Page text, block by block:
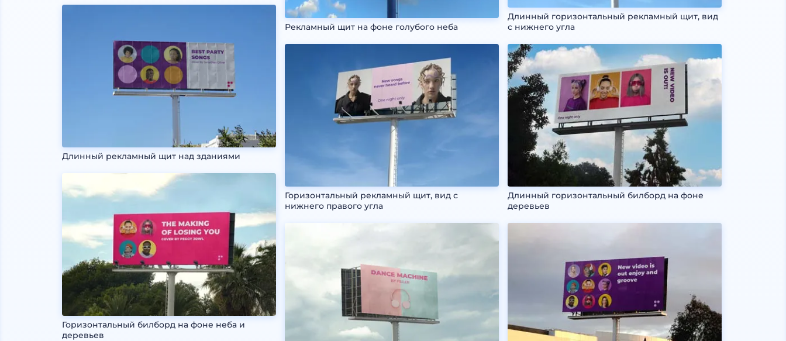
Длинный рекламный щит над зданиями
Горизонтальный билборд на фоне неба и
деревьев
Рекламный щит на фоне голубого неба
Горизонтальный рекламный щит, вид с
нижнего правого угла
Длинный горизонтальный рекламный щит, вид
с нижнего угла
Длинный горизонтальный билборд на фоне
деревьев